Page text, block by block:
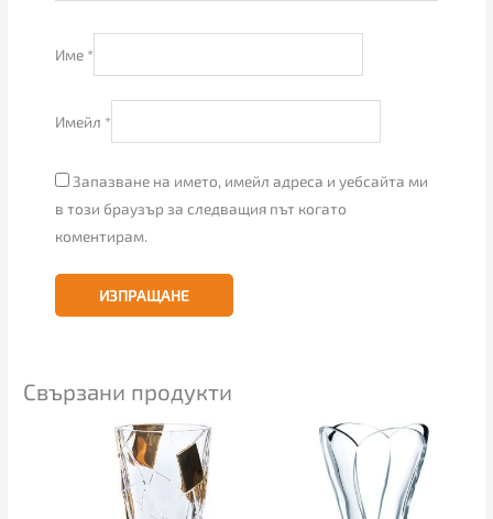
Име *
Имейл *
Запазване на името, имейл адреса и уебсайта ми
в този браузър за следващия път когато
коментирам.
Свързани продукти